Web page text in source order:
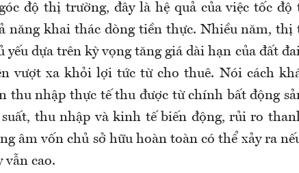
độ thị trường, đây là hệ quả của việc tốc
năng khai thác dòng tiền thực. Nhiều năm,
yếu dựa trên kỳ vọng tăng giá dài hạn của đất
vượt xa khỏi lợi tức từ cho thuê. Nói cách
thu nhập thực tế thu được từ chính bất động
thu nhập và kinh tế biến động, rủi ro
âm vốn chủ sở hữu hoàn toàn có thể xảy ra
vẫn cao.